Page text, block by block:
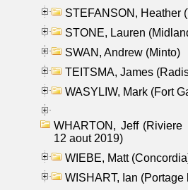
STEFANSON, Heather
STONE, Lauren
SWAN, Andrew (Minto)
TEITSMA, James
WASYLIW, Mark (Fort
WHARTON, Jeff
12 aout 2019)
WIEBE, Matt
WISHART, Ian (Portage